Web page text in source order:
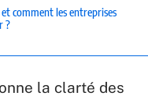
comment les entreprises
?
la clarté des